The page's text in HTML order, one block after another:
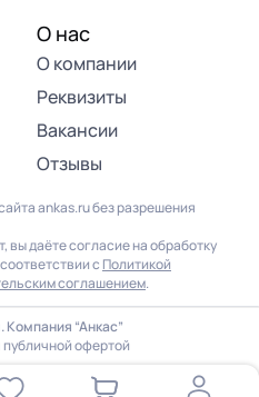
О нас
О компании
Реквизиты
Вакансии
Отзывы
ankas.ru без разрешения
даёте согласие на обработку
с Политикой
соглашением.
“Анкас”
офертой